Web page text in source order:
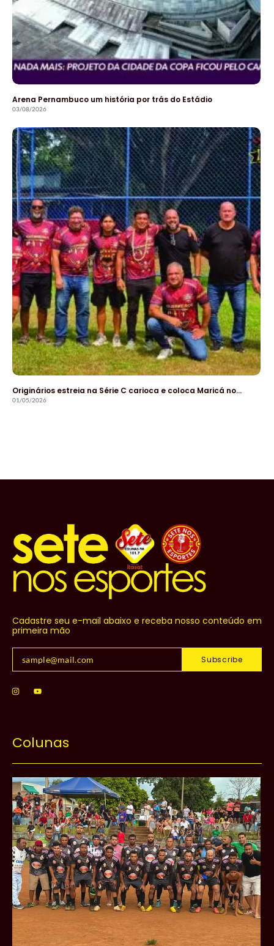
Arena Pernambuco um história por trás do Estádio
03/08/2026
Originários estreia na Série C carioca e coloca Maricá no…
01/05/2026
Cadastre seu e-mail abaixo e receba nosso conteúdo em
primeira mão
Subscribe
Colunas